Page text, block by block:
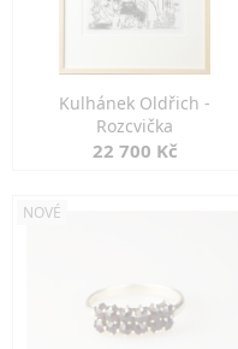
Kulhánek Oldřich -
Rozcvička
22 700 Kč
NOVÉ